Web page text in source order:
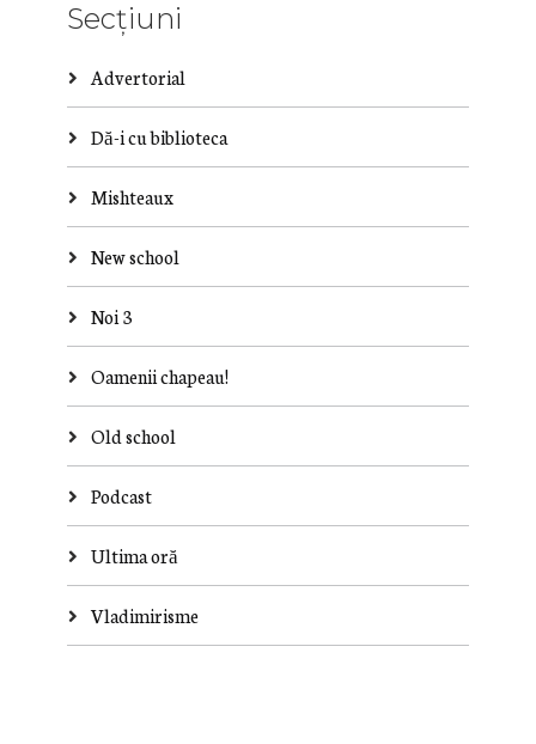
Secțiuni
Advertorial
Dă-i cu biblioteca
Mishteaux
New school
Noi 3
Oamenii chapeau!
Old school
Podcast
Ultima oră
Vladimirisme